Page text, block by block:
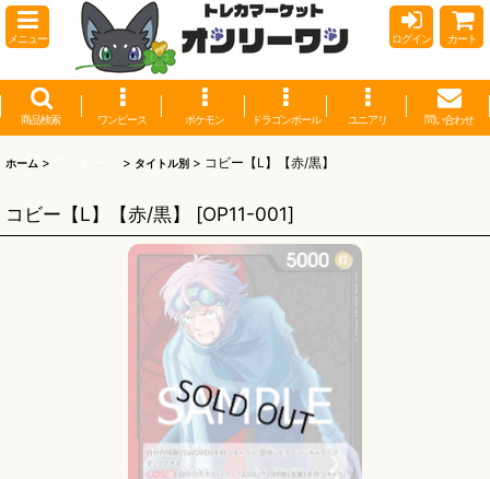
メニュー ログイン カート
商品検索 ワンピース ポケモン ドラゴンボール ユニアリ 問い合わせ
ホーム > > タイトル別 > コビー【L】【赤/黒】
コビー【L】【赤/黒】 [OP11-001]